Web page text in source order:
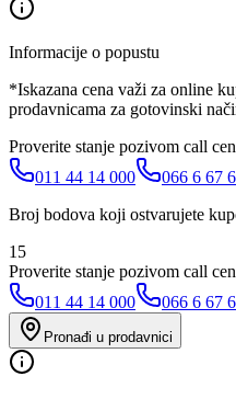
Informacije o popustu
*Iskazana cena važi za online
prodavnicama za gotovinski
Proverite stanje pozivom call
011 44 14 000
066 6 67
Broj bodova koji ostvarujete
15
Proverite stanje pozivom call
011 44 14 000
066 6 67
Pronađi u prodavnici